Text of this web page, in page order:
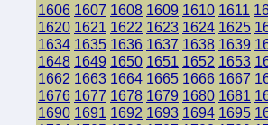
1606 1607 1608 1609 1610 1611
1620 1621 1622 1623 1624 1625
1634 1635 1636 1637 1638 1639
1648 1649 1650 1651 1652 1653
1662 1663 1664 1665 1666 1667
1676 1677 1678 1679 1680 1681
1690 1691 1692 1693 1694 1695